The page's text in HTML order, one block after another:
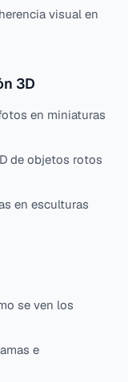
visual en
3D
en miniaturas
de objetos rotos
en esculturas
se ven los
e